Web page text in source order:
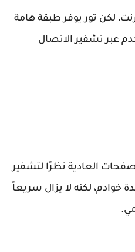
على الإنترنت، لكن تور يوفر طبقة هامة
عبر تشفير الاتصال
العادية نظرًا لتشفير
خوادم، لكنه لا يزال سريعاً